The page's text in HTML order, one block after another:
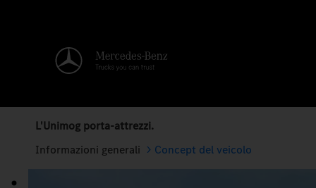
L'Unimog porta-attrezzi.
Informazioni generali
Concept del veicolo